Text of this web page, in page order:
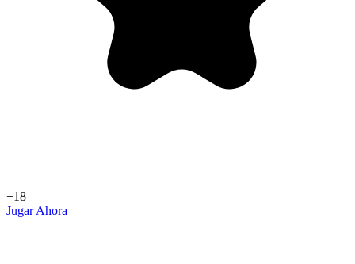
+18
Jugar Ahora